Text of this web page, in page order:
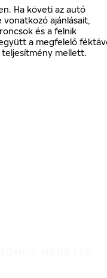
Ha követi az autó
ajánlásait,
és a felnik
a megfelelő
teljesítmény mellett.